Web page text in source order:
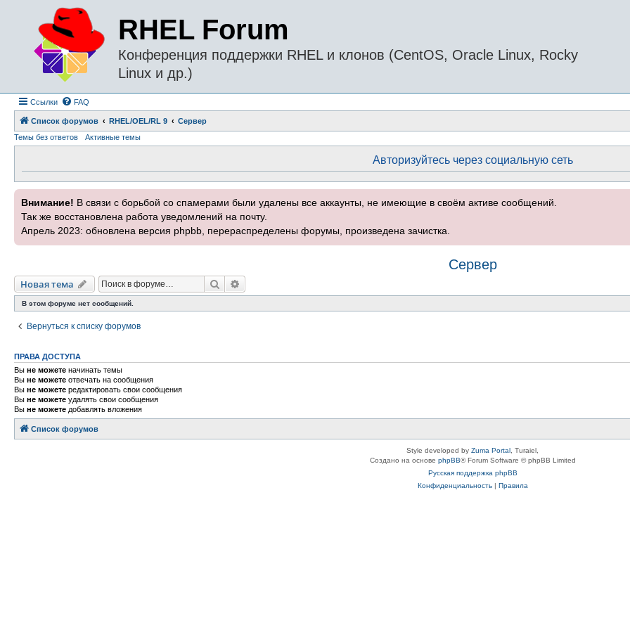
RHEL Forum
Конференция поддержки RHEL и клонов (CentOS, Oracle Linux, Rocky
Linux и др.)
Ссылки FAQ
Список форумов RHEL/OEL/RL 9
Сервер
Темы без ответов
Активные темы
Авторизуйтесь через социальную сеть
Внимание! В связи с борьбой со спамерами были удалены все аккаунты, не имеющие в своём активе сообщений.
Так же восстановлена работа уведомлений на почту.
Апрель 2023: обновлена версия phpbb, перераспределены форумы, произведена зачистка.
Сервер
Новая тема Поиск
В этом форуме нет сообщений.
Вернуться к списку форумов
ПРАВА ДОСТУПА
Вы не можете начинать темы
Вы не можете отвечать на сообщения
Вы не можете редактировать свои сообщения
Вы не можете удалять свои сообщения
Вы не можете добавлять вложения
Список форумов
Style developed by Zuma Portal , Turaiel,
Создано на основе phpBB® Forum Software © phpBB Limited
Русская поддержка phpBB
Конфиденциальность| Правила